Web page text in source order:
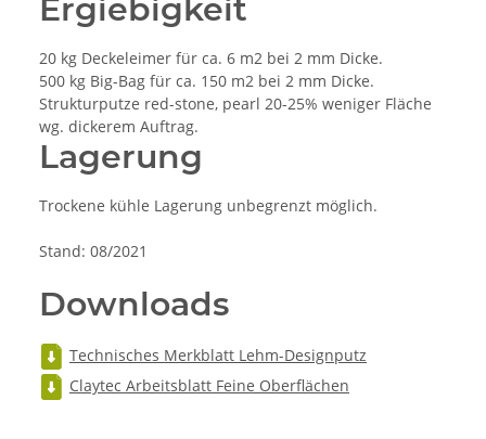
Ergiebigkeit
20 kg Deckeleimer für ca. 6 m2 bei 2 mm Dicke.
500 kg Big-Bag für ca. 150 m2 bei 2 mm Dicke.
Strukturputze red-stone, pearl 20-25% weniger Fläche
wg. dickerem Auftrag.
Lagerung
Trockene kühle Lagerung unbegrenzt möglich.
Stand: 08/2021
Downloads
Technisches Merkblatt Lehm-Designputz
Claytec Arbeitsblatt Feine Oberflächen